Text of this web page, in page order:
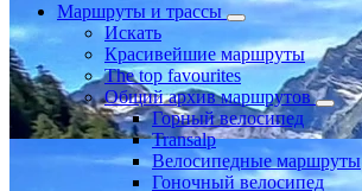
Маршруты и трассы
Искать
Красивейшие маршруты
The top favourites
Общий архив маршрутов
Горный велосипед
Transalp
Велосипедные маршруты
Гоночный велосипед